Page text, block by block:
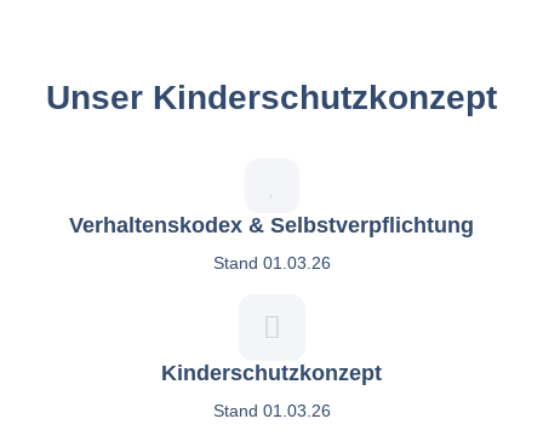
Unser Kinderschutzkonzept
Verhaltenskodex & Selbstverpflichtung
Stand 01.03.26
Kinderschutzkonzept
Stand 01.03.26